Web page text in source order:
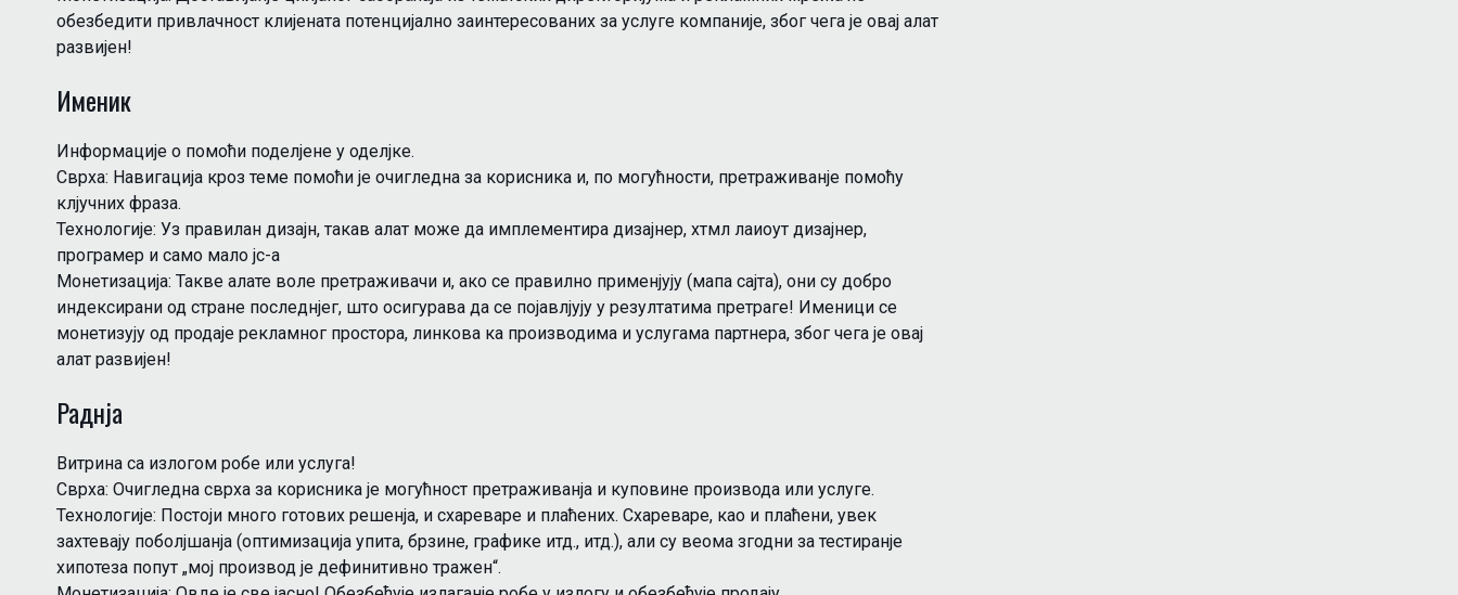
обезбедити привлачност клијената потенцијално заинтересованих за услуге компаније, због чега је овај алат
развијен!
Именик
Информације о помоћи поделjене у оделjке.
Сврха: Навигација кроз теме помоћи је очигледна за корисника и, по могућности, претраживанjе помоћу
клjучних фраза.
Технологије: Уз правилан дизајн, такав алат може да имплементира дизајнер, хтмл лаиоут дизајнер,
програмер и само мало јс-а
Монетизација: Такве алате воле претраживачи и, ако се правилно применjују (мапа сајта), они су добро
индексирани од стране последнjег, што осигурава да се појавлjују у резултатима претраге! Именици се
монетизују од продаје рекламног простора, линкова ка производима и услугама партнера, због чега је овај
алат развијен!
Раднjа
Витрина са излогом робе или услуга!
Сврха: Очигледна сврха за корисника је могућност претраживанjа и куповине производа или услуге.
Технологије: Постоји много готових решенjа, и схареваре и плаћених. Схареваре, као и плаћени, увек
захтевају поболjшанjа (оптимизација упита, брзине, графике итд., итд.), али су веома згодни за тестиранjе
хипотеза попут „мој производ је дефинитивно тражен“.